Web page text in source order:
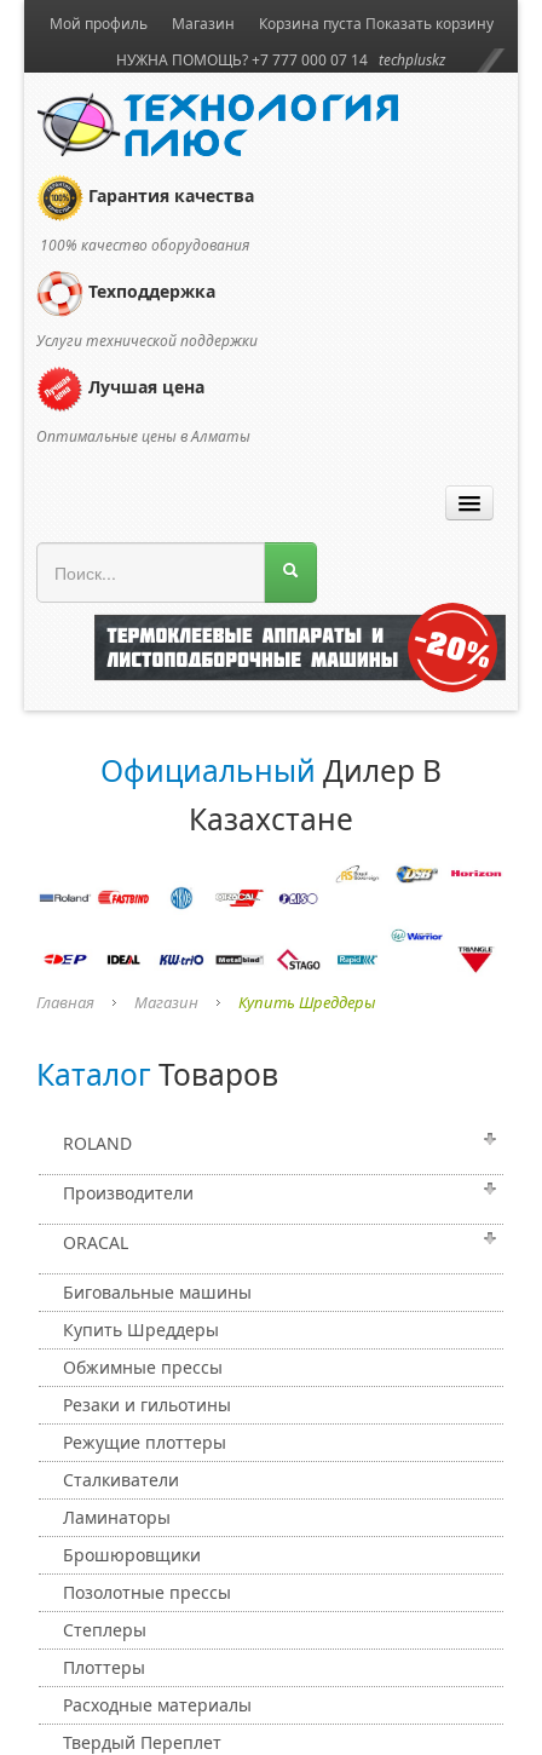
Корзина пуста Показать корзину
Мой профиль
Магазин
НУЖНА ПОМОЩЬ? +7 777 000 07 14 techpluskz
Гарантия качества
100% качество оборудования
Техподдержка
Услуги технической поддержки
Лучшая цена
Оптимальные цены в Алматы
Официальный Дилер В
Казахстане
Главная Магазин Купить Шреддеры
КаталогТоваров
ROLAND
Производители
ORACAL
Биговальные машины
Купить Шреддеры
Обжимные прессы
Резаки и гильотины
Режущие плоттеры
Сталкиватели
Ламинаторы
Брошюровщики
Позолотные прессы
Степлеры
Плоттеры
Расходные материалы
Твердый Переплет